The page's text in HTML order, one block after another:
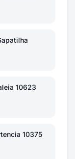
10623
10375